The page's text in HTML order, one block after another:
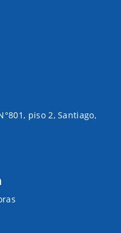
piso 2, Santiago,